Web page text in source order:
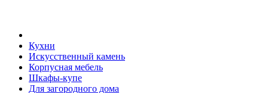
Кухни
Искусственный камень
Корпусная мебель
Шкафы-купе
Для загородного дома